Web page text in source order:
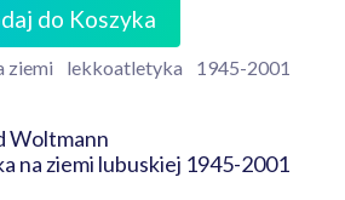
do Koszyka
ziemi lekkoatletyka 1945-2001
Woltmann
na ziemi lubuskiej 1945-2001